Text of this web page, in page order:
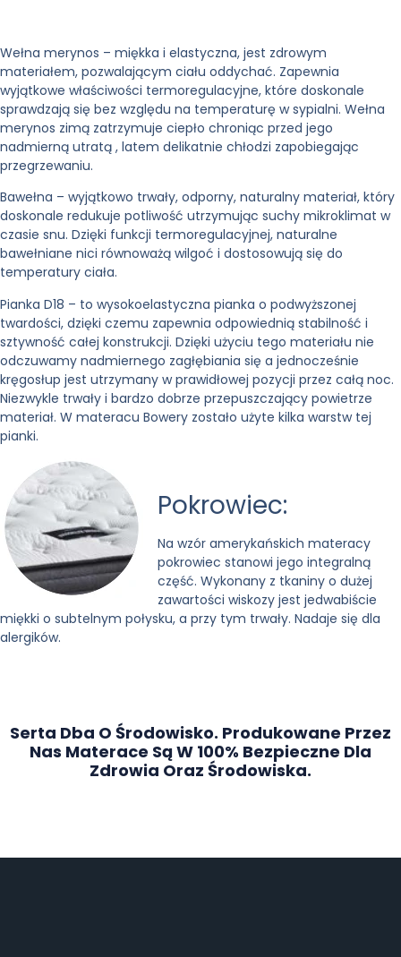
Wełna merynos – miękka i elastyczna, jest zdrowym
materiałem, pozwalającym ciału oddychać. Zapewnia
wyjątkowe właściwości termoregulacyjne, które doskonale
sprawdzają się bez względu na temperaturę w sypialni. Wełna
merynos zimą zatrzymuje ciepło chroniąc przed jego
nadmierną utratą , latem delikatnie chłodzi zapobiegając
przegrzewaniu.
Bawełna – wyjątkowo trwały, odporny, naturalny materiał, który
doskonale redukuje potliwość utrzymując suchy mikroklimat w
czasie snu. Dzięki funkcji termoregulacyjnej, naturalne
bawełniane nici równoważą wilgoć i dostosowują się do
temperatury ciała.
Pianka D18 – to wysokoelastyczna pianka o podwyższonej
twardości, dzięki czemu zapewnia odpowiednią stabilność i
sztywność całej konstrukcji. Dzięki użyciu tego materiału nie
odczuwamy nadmiernego zagłębiania się a jednocześnie
kręgosłup jest utrzymany w prawidłowej pozycji przez całą noc.
Niezwykle trwały i bardzo dobrze przepuszczający powietrze
materiał. W materacu Bowery zostało użyte kilka warstw tej
pianki.
Pokrowiec:
Na wzór amerykańskich materacy
pokrowiec stanowi jego integralną
część. Wykonany z tkaniny o dużej
zawartości wiskozy jest jedwabiście
miękki o subtelnym połysku, a przy tym trwały. Nadaje się dla
alergików.
Serta Dba O Środowisko. Produkowane Przez
Nas Materace Są W 100% Bezpieczne Dla
Zdrowia Oraz Środowiska.